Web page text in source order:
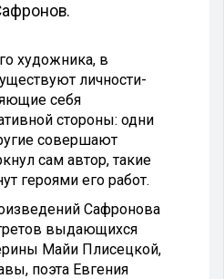
художника, в
личности-
себя
стороны: одни
совершают
сам автор, такие
героями его работ.
Сафронова
выдающихся
Майи Плисецкой,
поэта Евгения